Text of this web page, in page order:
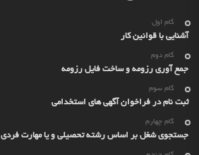
گام اول
آشنایی با قوانین کار
گام دوم
جمع آوری رزومه و ساخت فایل رزومه
گام سوم
ثبت نام در فراخوان آگهی های استخدامی
گام چهارم
جستجوی شغل بر اساس رشته تحصیلی و یا مهارت فردی